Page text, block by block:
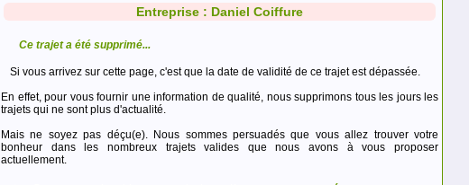
Entreprise : Daniel Coiffure
Ce trajet a été supprimé...
Si vous arrivez sur cette page, c'est que la date de validité de ce trajet est dépassée.
En effet, pour vous fournir une information de qualité, nous supprimons tous les jours les
trajets qui ne sont plus d'actualité.
Mais ne soyez pas déçu(e). Nous sommes persuadés que vous allez trouver votre
bonheur dans les nombreux trajets valides que nous avons à vous proposer
actuellement.